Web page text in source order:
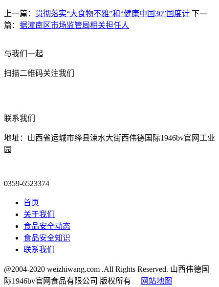
上一篇： 贯彻落实“大食物不雅”和“健康中国30”国度计 下一
篇： 据潼南区市场监管局相关担任人
与我们一起
扫描二维码关注我们
联系我们
地址：山西省运城市绛县涑水大街西伟德国际1946bv官网工业
园
0359-6523374
首页
关于我们
食品安全动态
食品安全知识
联系我们
@2004-2020 weizhiwang.com .All Rights Reserved. 山西伟德国
际1946bv官网食品有限公司 版权所有
网站地图